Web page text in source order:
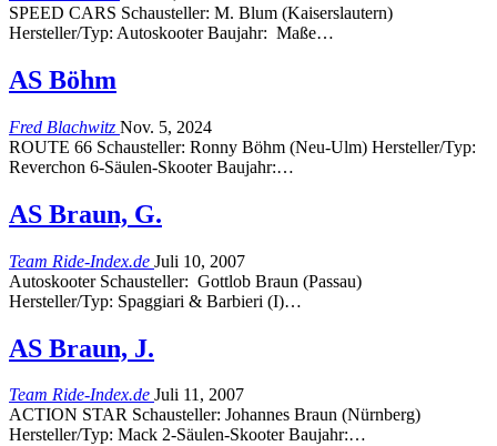
SPEED CARS Schausteller: M. Blum (Kaiserslautern)
Hersteller/Typ: Autoskooter Baujahr: Maße…
AS Böhm
Fred Blachwitz Nov. 5, 2024
ROUTE 66 Schausteller: Ronny Böhm (Neu-Ulm) Hersteller/Typ:
Reverchon 6-Säulen-Skooter Baujahr:…
AS Braun, G.
Team Ride-Index.de Juli 10, 2007
Autoskooter Schausteller: Gottlob Braun (Passau)
Hersteller/Typ: Spaggiari & Barbieri (I)…
AS Braun, J.
Team Ride-Index.de Juli 11, 2007
ACTION STAR Schausteller: Johannes Braun (Nürnberg)
Hersteller/Typ: Mack 2-Säulen-Skooter Baujahr:…